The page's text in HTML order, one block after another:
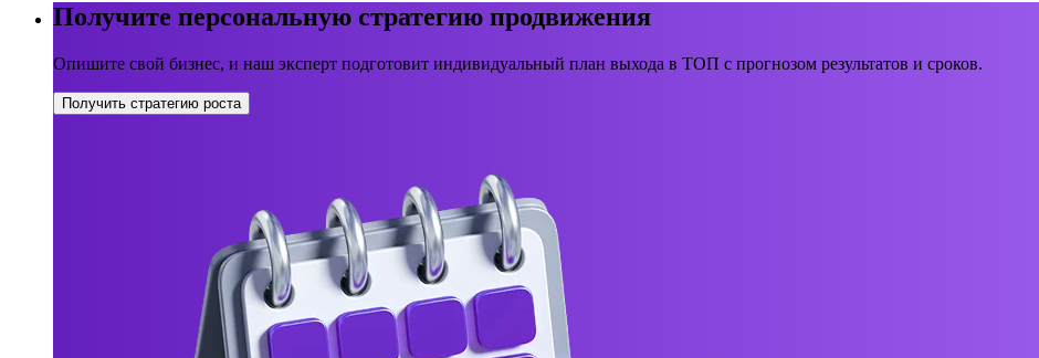
Получите персональную стратегию продвижения
Опишите свой бизнес, и наш эксперт подготовит индивидуальный план выхода в ТОП с прогнозом результатов и сроков.
Получить стратегию роста